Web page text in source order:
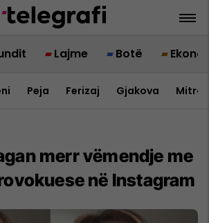
Lajme Botë
Peja Ferizaj Gjakova
merr vëmendje me
në Instagram